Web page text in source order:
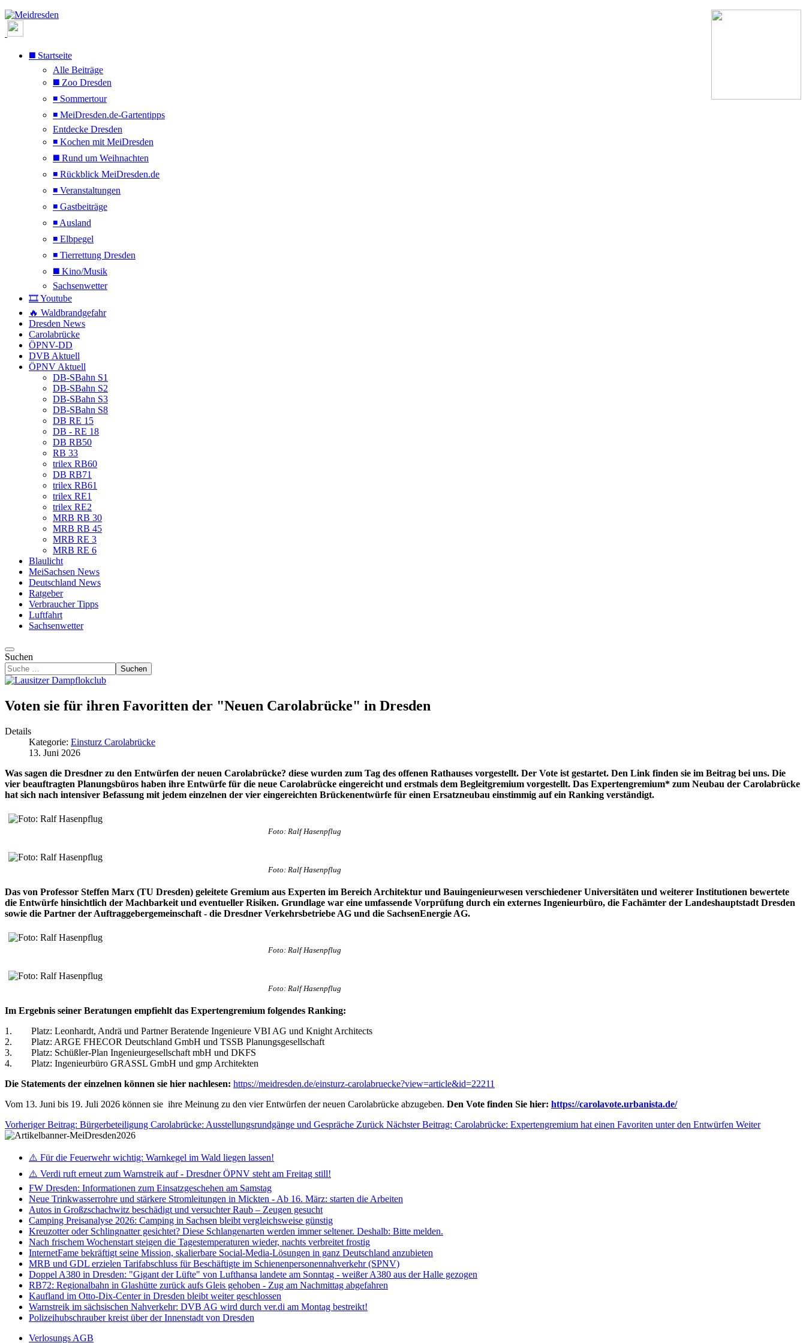
◼️ Startseite
Alle Beiträge
◼️ Zoo Dresden
◾ Sommertour
◾ MeiDresden.de-Gartentipps
Entdecke Dresden
◾ Kochen mit MeiDresden
◼️ Rund um Weihnachten
◾ Rückblick MeiDresden.de
◾ Veranstaltungen
◾ Gastbeiträge
◾ Ausland
◾ Elbpegel
◾ Tierrettung Dresden
◼️ Kino/Musik
Sachsenwetter
🎞️ Youtube
🔥 Waldbrandgefahr
Dresden News
Carolabrücke
ÖPNV-DD
DVB Aktuell
ÖPNV Aktuell
DB-SBahn S1
DB-SBahn S2
DB-SBahn S3
DB-SBahn S8
DB RE 15
DB - RE 18
DB RB50
RB 33
trilex RB60
DB RB71
trilex RB61
trilex RE1
trilex RE2
MRB RB 30
MRB RB 45
MRB RE 3
MRB RE 6
Blaulicht
MeiSachsen News
Deutschland News
Ratgeber
Verbraucher Tipps
Luftfahrt
Sachsenwetter
Suchen
Suchen
Voten sie für ihren Favoritten der "Neuen Carolabrücke" in Dresden
Details
Kategorie: Einsturz Carolabrücke
13. Juni 2026
Was sagen die Dresdner zu den Entwürfen der neuen Carolabrücke? diese wurden zum Tag des offenen Rathauses vorgestellt. Der Vote ist gestartet. Den Link finden sie im Beitrag bei uns. Die
vier beauftragten Planungsbüros haben ihre Entwürfe für die neue Carolabrücke eingereicht und erstmals dem Begleitgremium vorgestellt. Das Expertengremium* zum Neubau der Carolabrücke
hat sich nach intensiver Befassung mit jedem einzelnen der vier eingereichten Brückenentwürfe für einen Ersatzneubau einstimmig auf ein Ranking verständigt.
Foto: Ralf Hasenpflug
Foto: Ralf Hasenpflug
Das von Professor Steffen Marx (TU Dresden) geleitete Gremium aus Experten im Bereich Architektur und Bauingenieurwesen verschiedener Universitäten und weiterer Institutionen bewertete
die Entwürfe hinsichtlich der Machbarkeit und eventueller Risiken. Grundlage war eine umfassende Vorprüfung durch ein externes Ingenieurbüro, die Fachämter der Landeshauptstadt Dresden
sowie die Partner der Auftraggebergemeinschaft - die Dresdner Verkehrsbetriebe AG und die SachsenEnergie AG.
Foto: Ralf Hasenpflug
Foto: Ralf Hasenpflug
Im Ergebnis seiner Beratungen empfiehlt das Expertengremium folgendes Ranking:
1. Platz: Leonhardt, Andrä und Partner Beratende Ingenieure VBI AG und Knight Architects
2. Platz: ARGE FHECOR Deutschland GmbH und TSSB Planungsgesellschaft
3. Platz: Schüßler-Plan Ingenieurgesellschaft mbH und DKFS
4. Platz: Ingenieurbüro GRASSL GmbH und gmp Architekten
Die Statements der einzelnen können sie hier nachlesen: https://meidresden.de/einsturz-carolabruecke?view=article&id=22211
Vom 13. Juni bis 19. Juli 2026 können sie ihre Meinung zu den vier Entwürfen der neuen Carolabrücke abzugeben. Den Vote finden Sie hier: https://carolavote.urbanista.de/
Vorheriger Beitrag: Bürgerbeteiligung Carolabrücke: Ausstellungsrundgänge und Gespräche Zurück Nächster Beitrag: Carolabrücke: Expertengremium hat einen Favoriten unter den Entwürfen Weiter
⚠️ Für die Feuerwehr wichtig: Warnkegel im Wald liegen lassen!
⚠️ Verdi ruft erneut zum Warnstreik auf - Dresdner ÖPNV steht am Freitag still!
FW Dresden: Informationen zum Einsatzgeschehen am Samstag
Neue Trinkwasserrohre und stärkere Stromleitungen in Mickten - Ab 16. März: starten die Arbeiten
Autos in Großzschachwitz beschädigt und versuchter Raub – Zeugen gesucht
Camping Preisanalyse 2026: Camping in Sachsen bleibt vergleichsweise günstig
Kreuzotter oder Schlingnatter gesichtet? Diese Schlangenarten werden immer seltener. Deshalb: Bitte melden.
Nach frischem Wochenstart steigen die Tagestemperaturen wieder, nachts verbreitet frostig
InternetFame bekräftigt seine Mission, skalierbare Social-Media-Lösungen in ganz Deutschland anzubieten
MRB und GDL erzielen Tarifabschluss für Beschäftigte im Schienenpersonennahverkehr (SPNV)
Doppel A380 in Dresden: "Gigant der Lüfte" von Lufthansa landete am Sonntag - weißer A380 aus der Halle gezogen
RB72: Regionalbahn in Glashütte zurück aufs Gleis gehoben - Zug am Nachmittag abgefahren
Kaufland im Otto-Dix-Center in Dresden bleibt weiter geschlossen
Warnstreik im sächsischen Nahverkehr: DVB AG wird durch ver.di am Montag bestreikt!
Polizeihubschrauber kreist über der Innenstadt von Dresden
Verlosungs AGB